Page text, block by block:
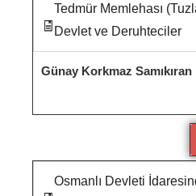
Tedmür Memlehası
Devlet ve Deruhteciler
Günay Korkmaz Samıkıran
Osmanlı Devleti